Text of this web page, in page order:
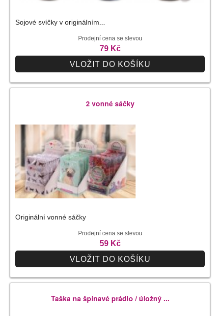
Sojové svíčky v originálním...
Prodejní cena se slevou
79 Kč
VLOŽIT DO KOŠÍKU
2 vonné sáčky
Originální vonné sáčky
Prodejní cena se slevou
59 Kč
VLOŽIT DO KOŠÍKU
Taška na špinavé prádlo / úložný ...